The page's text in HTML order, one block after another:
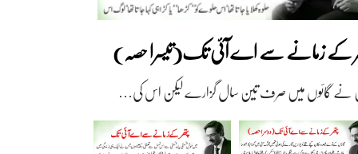
کے زمانے سے اے آئی تک(تیسرا حصہ)
نے گائوں میں صرف تین سال گزارے لیکن اس کی…